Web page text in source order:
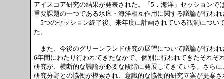
アイスコア研究の結果が発表された。「5．海洋」セッションで
重要課題の一つである氷床・海洋相互作用に関する議論が行われ
5つのセッション終了後、来年度に計画されている観測につい
た。
また、今後のグリーンランド研究の展望について議論が行わ
6年間にわたり行われてきたなかで、個別に行われてきたそれぞ
研究が、横断的な議論が必要な段階に発展してきている。さら
研究分野との協働が模索され、意識的な協働的研究立案が提案